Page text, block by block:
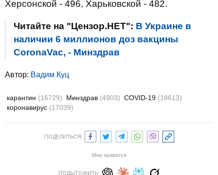
Херсонской - 496, Харьковской - 482.
Читайте на "Цензор.НЕТ": В Украине в
наличии 6 миллионов доз вакцины
CoronaVac, - Минздрав
Автор: Вадим Куц
карантин (16729) Минздрав (4903) COVID-19 (18613)
коронавирус (17039)
ПОДЕЛИТЬСЯ:
Мне нравится
ПОДЫТОЖИТЬ: